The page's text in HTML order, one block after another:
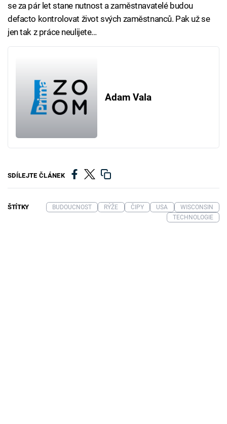
se za pár let stane nutnost a zaměstnavatelé budou
defacto kontrolovat život svých zaměstnanců. Pak už se
jen tak z práce neulijete…
Adam Vala
SDÍLEJTE ČLÁNEK
ŠTÍTKY BUDOUCNOST RÝŽE ČIPY USA
WISCONSIN
TECHNOLOGIE